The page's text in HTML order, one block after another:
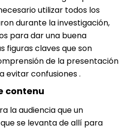
utilizar todos los
durante la investigación,
para dar una buena
figuras claves que son
de la presentación
evitar confusiones .
contenu
la audiencia que un
se levanta de allí para